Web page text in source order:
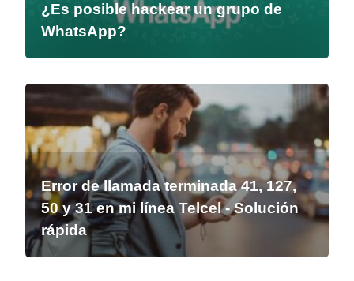
¿Es posible hackear un grupo de
WhatsApp?
Error de llamada terminada 41, 127,
50 y 31 en mi línea Telcel - Solución
rápida